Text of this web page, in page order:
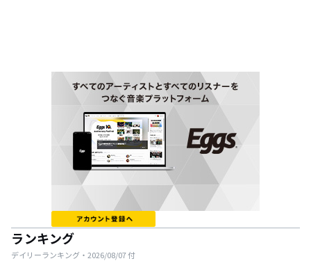
ランキング
デイリーランキング・ 2026/08/07付